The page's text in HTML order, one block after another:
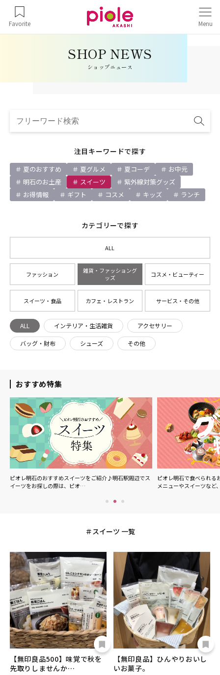
Favorite Menu
ショップニュース
注目キーワードで探す
夏のおすすめ 夏グルメ 夏コーデ
お中元
明石のお土産
スイーツ
紫外線対策グッズ
お得情報
ギフト コスメ キッズ ランチ
カテゴリーで探す
ALL
ファッション
雑貨・ファッショング
ッズ
コスメ・ビューティー
スイーツ・食品 カフェ・レストラン サービス・その他
ALL インテリア・生活雑貨 アクセサリー
バッグ・財布 シューズ その他
おすすめ特集
ピオレ明石のおすすめスイーツをご紹介♪明石駅周辺でス
イーツをお探しの際は、ピオ…
ピオレ明石で食べられる
メニューやスイーツなど
スイーツ 一覧
【無印良品500】味覚で秋を
先取りしませんか…
【無印良品】ひんやりおいし
いお菓子。